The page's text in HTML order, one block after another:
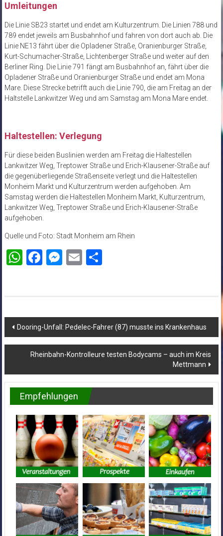
Umleitungen
Die Linie SB23 startet und endet am Kulturzentrum. Die Linien 788 und
789 endet jeweils am Busbahnhof und fahren von dort auch ab. Die
Linie NE13 fährt über die Opladener Straße, Oranienburger Straße,
Kurt-Schumacher-Straße, Lichtenberger Straße und weiter auf den
Berliner Ring. Die Linie 791 fängt am Busbahnhof an, fährt über die
Opladener Straße und Oranienburger Straße und endet am Mona
Mare. Diese Strecke betrifft auch die Linie 790, die am Freitag an der
Haltstelle Lankwitzer Weg und am Samstag am Mona Mare endet.
Haltestellen: Verlegung
Für diese beiden Buslinien werden am Freitag die Haltestellen
Lankwitzer Weg, Treptower Straße und Erich-Klausener-Straße auf
die gegenüberliegende Straßenseite verlegt und die Haltestellen
Monheim Markt und Kulturzentrum werden aufgehoben. Am
Samstag werden die Haltestellen Monheim Markt, Kulturzentrum,
Lankwitzer Weg, Treptower Straße und Erich-Klausener-Straße
aufgehoben.
Quelle und Foto: Stadt Monheim am Rhein
WhatsApp
Facebook
Messenger
EmailTeilen
Beitragsnavigation
Dooring-Unfall: Pedelec-Fahrer (87) musste ins Krankenhaus
Rheinbahn-Kontrolleure testen Bodycams – auch im Kreis
Mettmann
Empfehlungen